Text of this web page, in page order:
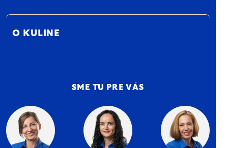
O KULINE
SME TU PRE VÁS